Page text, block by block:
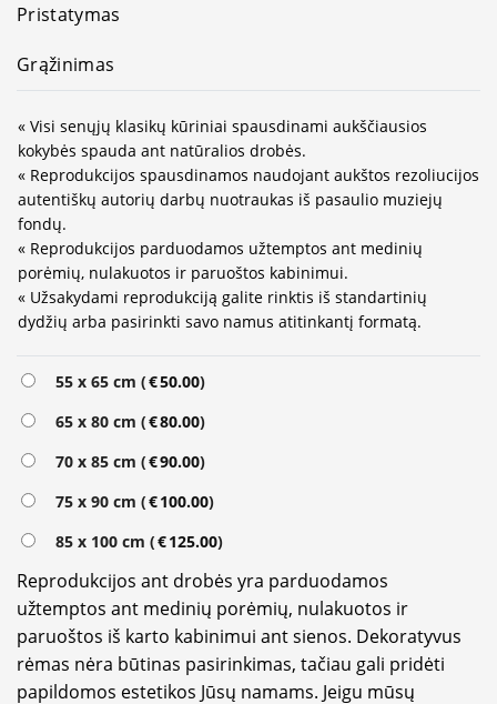
Pristatymas
Grąžinimas
« Visi senųjų klasikų kūriniai spausdinami aukščiausios
kokybės spauda ant natūralios drobės.
« Reprodukcijos spausdinamos naudojant aukštos rezoliucijos
autentiškų autorių darbų nuotraukas iš pasaulio muziejų
fondų.
« Reprodukcijos parduodamos užtemptos ant medinių
porėmių, nulakuotos ir paruoštos kabinimui.
« Užsakydami reprodukciją galite rinktis iš standartinių
dydžių arba pasirinkti savo namus atitinkantį formatą.
55 x 65 cm (€50.00)
65 x 80 cm (€80.00)
70 x 85 cm (€90.00)
75 x 90 cm (€100.00)
85 x 100 cm (€125.00)
Reprodukcijos ant drobės yra parduodamos
užtemptos ant medinių porėmių, nulakuotos ir
paruoštos iš karto kabinimui ant sienos. Dekoratyvus
rėmas nėra būtinas pasirinkimas, tačiau gali pridėti
papildomos estetikos Jūsų namams. Jeigu mūsų
Alternative: